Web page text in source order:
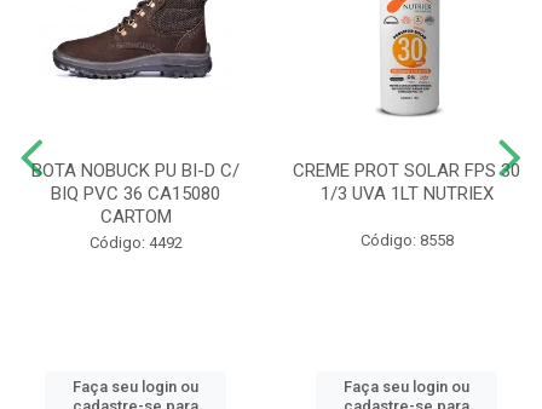
BOTA NOBUCK PU BI-D C/
BIQ PVC 36 CA15080
CARTOM
Código: 4492
Faça seu login ou
CREME PROT SOLAR FPS 30
1/3 UVA 1LT NUTRIEX
Código: 8558
Faça seu login ou